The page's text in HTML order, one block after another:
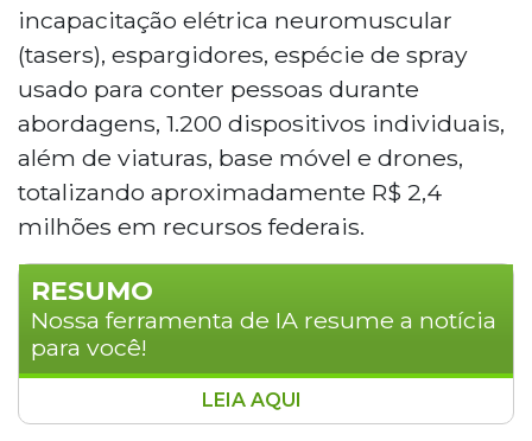
incapacitação elétrica neuromuscular
(tasers), espargidores, espécie de spray
usado para conter pessoas durante
abordagens, 1.200 dispositivos individuais,
além de viaturas, base móvel e drones,
totalizando aproximadamente R$ 2,4
milhões em recursos federais.
RESUMO
Nossa ferramenta de IA resume a notícia
para você!
Campo Grande aderiu ao programa
LEIA AQUI